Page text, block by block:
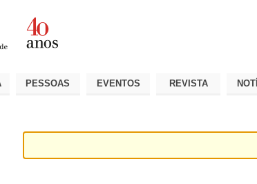
PESSOAS EVENTOS REVISTA